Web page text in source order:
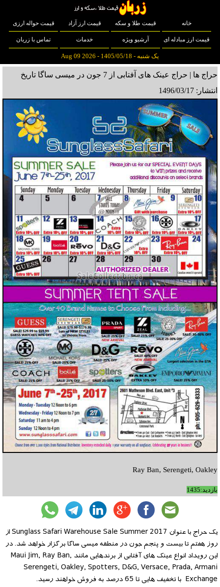
خانه قیمت طلا و سکه قیمت ارز آزاد قیمت حواله ارزی
قیمت ارز مبادله ای آرشیو ویژه خدمات تماس با زربان
یک شنبه - 1405/05/18 - Aug 09 2026
حراج ها | حراج عینک های آفتابی از 7 جون در میسی ساگا
تاریخ
انتشار: 1496/03/17
Ray Ban, Serengeti, Oakley
بازدید:1435
یک حراج با عنوان Sunglass Safari Warehouse Sale Summer 2017 از
روز هفتم تا بیست و پنجم جون در منطقه میسی ساگا برگزار خواهد شد. در
این رویداد انواع عینک های آفتابی از برندهایی مانند Maui Jim, Ray Ban,
Serengeti, Oakley, Spotters, D&G, Versace, Prada, Armani
Exchange با تخفیف هایی تا 65 درصد به فروش خواهند رسید.